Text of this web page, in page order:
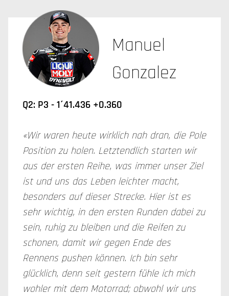
Manuel
Gonzalez
Q2: P3 - 1´41.436 +0.360
«Wir waren heute wirklich nah dran, die Pole
Position zu holen. Letztendlich starten wir
aus der ersten Reihe, was immer unser Ziel
ist und uns das Leben leichter macht,
besonders auf dieser Strecke. Hier ist es
sehr wichtig, in den ersten Runden dabei zu
sein, ruhig zu bleiben und die Reifen zu
schonen, damit wir gegen Ende des
Rennens pushen können. Ich bin sehr
glücklich, denn seit gestern fühle ich mich
wohler mit dem Motorrad; obwohl wir uns